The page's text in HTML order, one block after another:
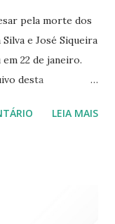
pela morte dos
e José Siqueira
22 de janeiro.
desta
e encerrou a
LEIA MAIS